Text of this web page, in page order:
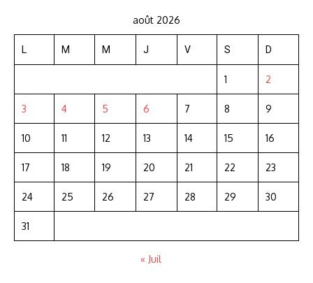
août 2026
L M M J V S D
1 2
3 4 5 6 7 8 9
10 11 12 13 14 15 16
17 18 19 20 21 22 23
24 25 26 27 28 29 30
31
« Juil